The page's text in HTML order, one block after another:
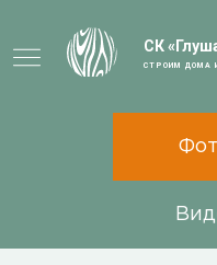
СК
СТРОИМ ДОМА